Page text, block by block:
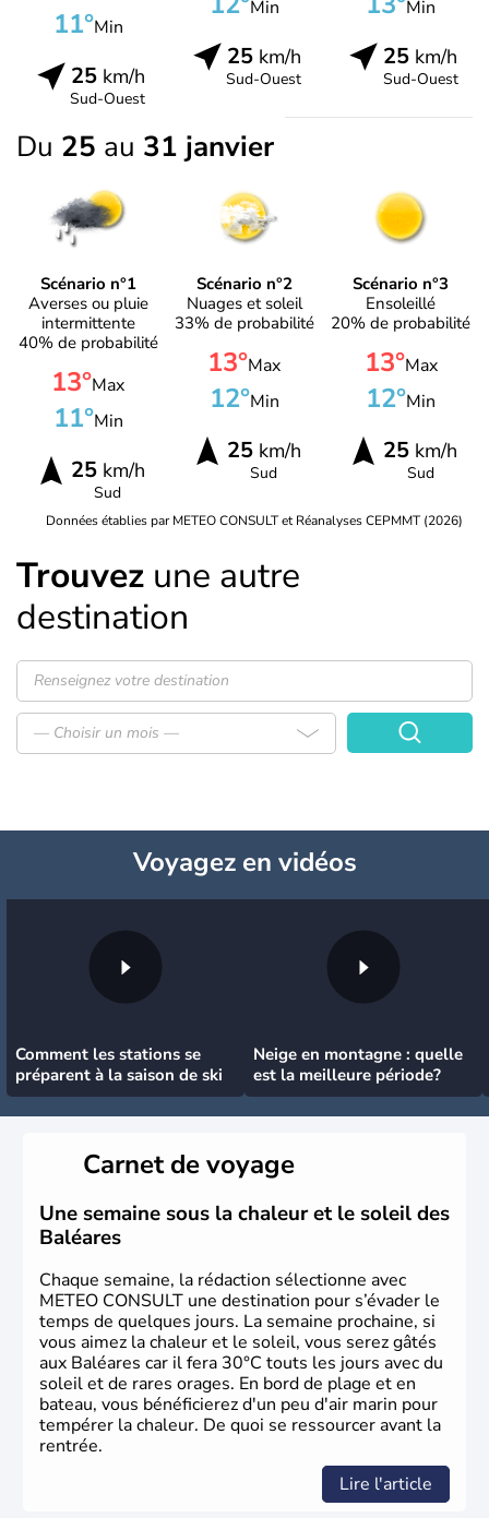
11°Min
25km/h
Sud-Ouest
Min
25km/h
Sud-Ouest
Min
25 km/h
Sud-Ouest
Du 25 au 31 janvier
Scénario n°1
Averses ou pluie
intermittente
40% de probabilité
13°Max
11°Min
25km/h
Sud
Scénario n°2
Nuages et soleil
33% de probabilité
13°Max
12°Min
25km/h
Sud
Scénario n°3
Ensoleillé
20% de probabilité
13°Max
12°Min
25 km/h
Sud
Données établies par METEO CONSULT et Réanalyses CEPMMT (2026)
Trouvez une autre
destination
— Choisir un mois —
Voyagezen vidéos
Comment les stations se
préparent à la saison de ski
Neige en montagne : quelle
est la meilleure période?
Carnet de voyage
Une semaine sous la chaleur et le soleil des
Baléares
Chaque semaine, la rédaction sélectionne avec
METEO CONSULT une destination pour s’évader le
temps de quelques jours. La semaine prochaine, si
vous aimez la chaleur et le soleil, vous serez gâtés
aux Baléares car il fera 30°C touts les jours avec du
soleil et de rares orages. En bord de plage et en
bateau, vous bénéficierez d'un peu d'air marin pour
tempérer la chaleur. De quoi se ressourcer avant la
rentrée.
Lire l'article